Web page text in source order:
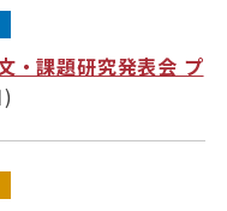
・課題研究発表会 プ